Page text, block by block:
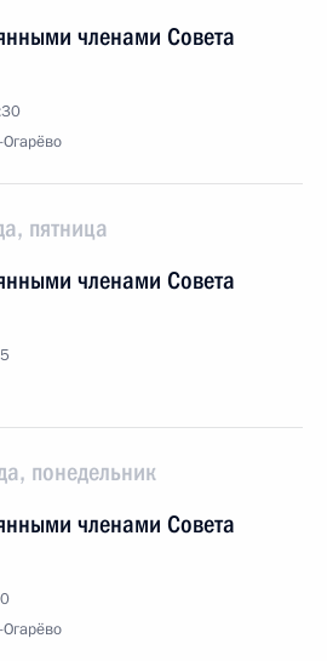
членами Совета
пятница
членами Совета
понедельник
членами Совета